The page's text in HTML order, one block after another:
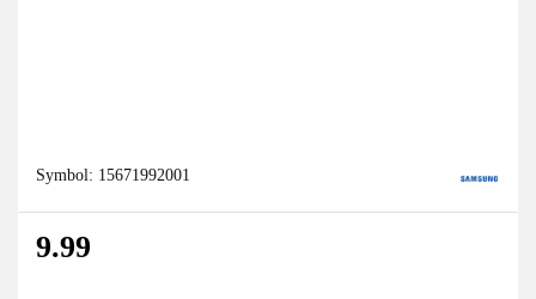
Symbol: 15671992001
9.99